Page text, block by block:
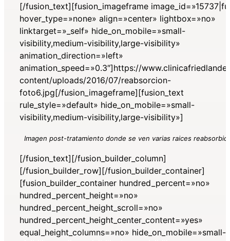
[/fusion_text][fusion_imageframe
hover_type=»none» align=»center» lightbox=»no»
linktarget=»_self» hide_on_mobile=»small-
visibility,medium-visibility,large-visibility»
animation_direction=»left»
animation_speed=»0.3″]https://
content/uploads/2016/07/reabsorcion-
foto6.jpg[/fusion_imageframe][fusion_text
rule_style=»default» hide_on_mobile=»small-
visibility,medium-visibility,large-visibility»]
Imagen post-tratamiento donde se ven varias raices
[/fusion_text][/fusion_builder_column]
[/fusion_builder_row][/fusion_builder_container]
[fusion_builder_container hundred_percent=»no»
hundred_percent_height=»no»
hundred_percent_height_scroll=»no»
hundred_percent_height_center_content=»yes»
equal_height_columns=»no» hide_on_mobile=»small-